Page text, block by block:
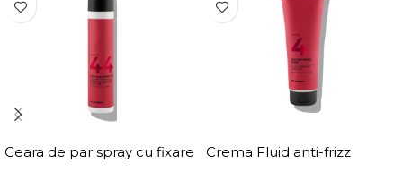
Ceara de par spray cu fixare
Crema Fluid anti-frizz